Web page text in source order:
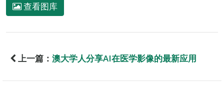
查看图库
上一篇： 澳大学人分享AI在医学影像的最新应用